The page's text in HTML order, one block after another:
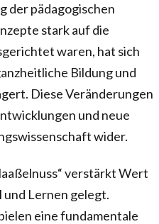
der pädagogischen
stark auf die
waren, hat sich
Bildung und
Diese Veränderungen
und neue
wider.
verstärkt Wert
Lernen gelegt.
eine fundamentale